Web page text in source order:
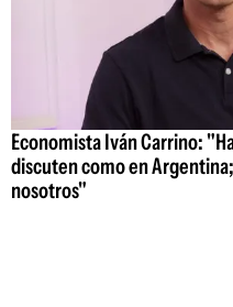
Economista Iván Carrino:
discuten como en
nosotros"